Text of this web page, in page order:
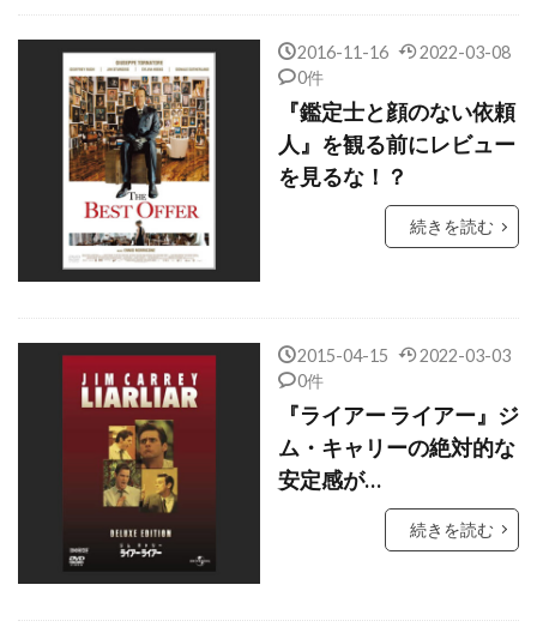
クリストファー・ニコラス・スミス
クリストファー・ノーラン
クリストファー・バート
クリストファー・マイヤー
クリストファー・マッカリー
クリストファー・ミンツ＝プラッセ
クリストファー・ヤング
クリストファー・ロイド
クリストファー・ワイン
クリストフ・ベック
クリストフ・ヴァルツ
クリスピン・グローヴァー
クリスピン・ストラザーズ
クリス・J・ボール
クリス・ウィリアムズ
クリス・エリス
クリス・オーウェン
2016-11-16
2022-03-08
0件
『鑑定士と顔のない依頼
人』を観る前にレビュー
を見るな！？
続きを読む
2015-04-15
2022-03-03
0件
『ライアー ライアー』ジ
ム・キャリーの絶対的な
安定感が…
続きを読む